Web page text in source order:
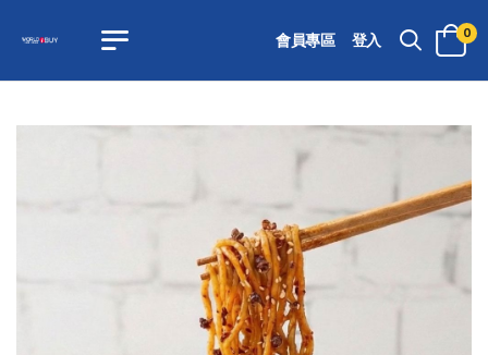
會員專區 登入 0